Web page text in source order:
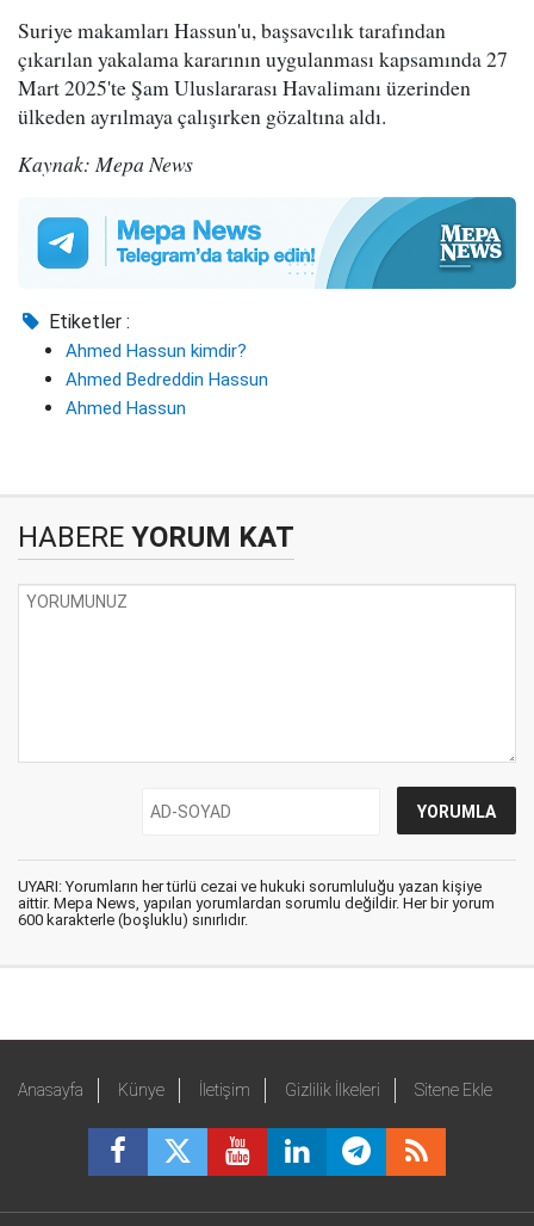
Suriye makamları Hassun'u, başsavcılık tarafından
çıkarılan yakalama kararının uygulanması kapsamında 27
Mart 2025'te Şam Uluslararası Havalimanı üzerinden
ülkeden ayrılmaya çalışırken gözaltına aldı.
Kaynak: Mepa News
Etiketler :
Ahmed Hassun kimdir?
Ahmed Bedreddin Hassun
Ahmed Hassun
HABERE YORUM KAT
UYARI: Yorumların her türlü cezai ve hukuki sorumluluğu yazan kişiye
aittir. Mepa News, yapılan yorumlardan sorumlu değildir. Her bir yorum
600 karakterle (boşluklu) sınırlıdır.
Anasayfa Künye İletişim Gizlilik İlkeleri Sitene Ekle